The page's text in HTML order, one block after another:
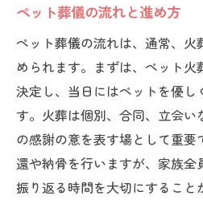
ペット葬儀の流れと進め方
ペット葬儀の流れは、通常、
められます。まずは、ペット火
決定し、当日にはペットを優し
す。火葬は個別、合同、立会
の感謝の意を表す場として重
還や納骨を行いますが、家族全
振り返る時間を大切にすること